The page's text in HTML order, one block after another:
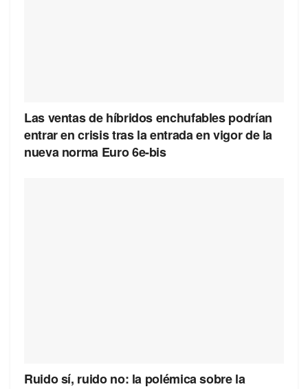
Las ventas de híbridos enchufables podrían
entrar en crisis tras la entrada en vigor de la
nueva norma Euro 6e-bis
Ruido sí, ruido no: la polémica sobre la